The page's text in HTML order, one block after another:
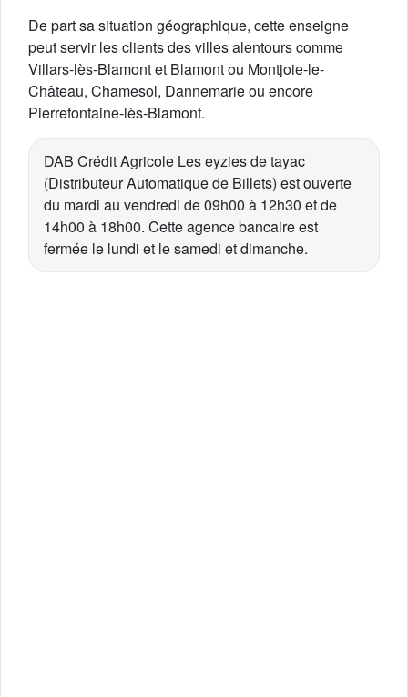
De part sa situation géographique, cette enseigne
peut servir les clients des villes alentours comme
Villars-lès-Blamont et Blamont ou Montjoie-le-
Château, Chamesol, Dannemarie ou encore
Pierrefontaine-lès-Blamont.
DAB Crédit Agricole Les eyzies de tayac
(Distributeur Automatique de Billets) est ouverte
du mardi au vendredi de 09h00 à 12h30 et de
14h00 à 18h00. Cette agence bancaire est
fermée le lundi et le samedi et dimanche.